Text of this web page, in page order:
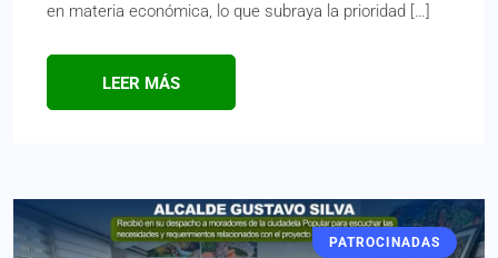
en materia económica, lo que subraya la prioridad […]
LEER MÁS
PATROCINADAS